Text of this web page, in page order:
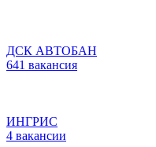
ДСК АВТОБАН
641 вакансия
ИНГРИС
4 вакансии